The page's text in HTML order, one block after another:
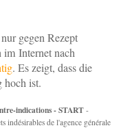
gegen Rezept
im Internet nach
. Es zeigt, dass die
hoch ist.
indications - START-
indésirables de l'agence générale